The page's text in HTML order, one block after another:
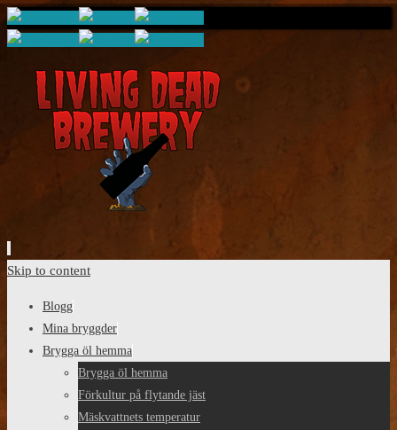
Skip to content
Blogg
Mina bryggder
Brygga öl hemma
Brygga öl hemma
Förkultur på flytande jäst
Mäskvattnets temperatur